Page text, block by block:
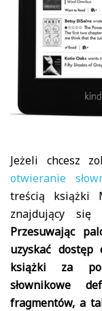
Jeżeli chcesz
otwieranie
treścią książki
znajdujący się
Przesuwając
uzyskać dostęp
książki za
słownikowe
fragmentów, a